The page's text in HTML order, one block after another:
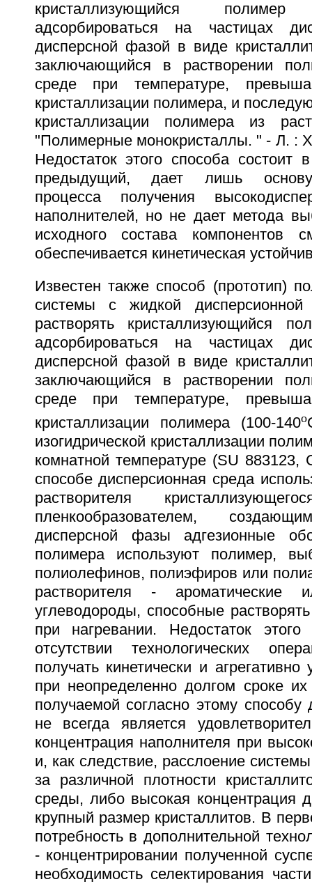
кристаллизующийся
адсорбироваться на частицах
дисперсной фазой в виде
заключающийся в растворении
среде при температуре,
кристаллизации полимера, и
кристаллизации полимера из
"Полимерные монокристаллы. " - Л. :
Недостаток этого способа
предыдущий, дает лишь основу
процесса получения
наполнителей, но не дает метода
исходного состава компонентов
обеспечивается кинетическая
Известен также способ (прототип)
системы с жидкой дисперсионной
растворять кристаллизующийся
адсорбироваться на частицах
дисперсной фазой в виде
заключающийся в растворении
среде при температуре,
кристаллизации полимера (100-140o
изогидрической кристаллизации
комнатной температуре (SU
способе дисперсионная среда
растворителя
пленкообразователем,
дисперсной фазы адгезионные
полимера используют полимер,
полиолефинов, полиэфиров или
растворителя - ароматические
углеводороды, способные
при нагревании. Недостаток
отсутствии технологических
получать кинетически и
при неопределенно долгом сроке
получаемой согласно этому способу
не всегда является
концентрация наполнителя при
и, как следствие, расслоение
за различной плотности
среды, либо высокая концентрация
крупный размер кристаллитов. В
потребность в дополнительной
- концентрировании полученной
необходимость селектирования